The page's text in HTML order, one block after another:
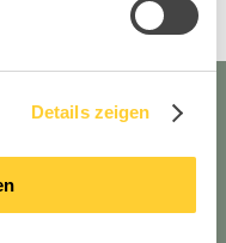
Details zeigen
mit den